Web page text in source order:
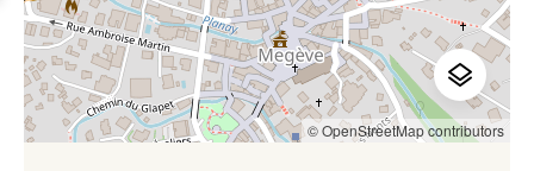
© OpenStreetMap contributors